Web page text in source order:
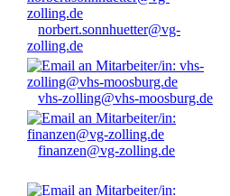
norbert.sonnhuetter@vg-
zolling.de
vhs-zolling@vhs-moosburg.de
finanzen@vg-zolling.de